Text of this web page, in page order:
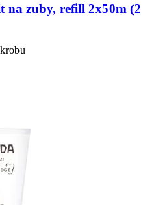
na zuby, refill 2x50m (2